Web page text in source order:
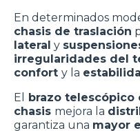
En determinados
chasis de traslación
lateral y
irregularidades del
confort y la
El
brazo telescópico
chasis mejora la
garantiza una mayor